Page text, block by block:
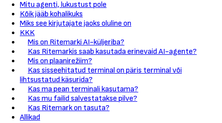
Mitu agenti, lukustust pole
Kõik jääb kohalikuks
Miks see kirjutajate jaoks oluline on
KKK
Mis on Ritemarki AI-küljeriba?
Kas Ritemarkis saab kasutada erinevaid AI-agente?
Mis on plaanirežiim?
Kas sisseehitatud terminal on päris terminal või
lihtsustatud käsurida?
Kas ma pean terminali kasutama?
Kas mu failid salvestatakse pilve?
Kas Ritemark on tasuta?
Allikad